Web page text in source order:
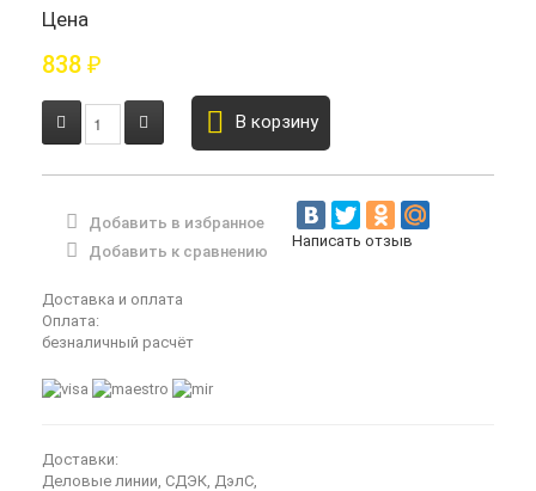
Цена
838 ₽
В корзину
Добавить в избранное
Добавить к сравнению
Написать отзыв
Доставка и оплата
Оплата:
безналичный расчёт
Доставки:
Деловые линии, СДЭК, ДэлС,